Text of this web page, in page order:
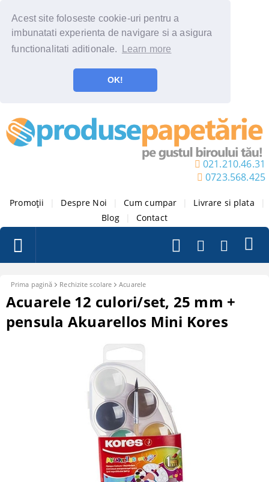
Acest site foloseste cookie-uri pentru a
imbunatati experienta de navigare si a asigura
functionalitati aditionale.
Learn more
OK!
021.210.46.31
0723.568.425
Promoții Despre Noi Cum cumpar Livrare si plata
Blog
Contact
Prima pagină Rechizite scolare Acuarele
Acuarele 12 culori/set, 25 mm +
pensula Akuarellos Mini Kores